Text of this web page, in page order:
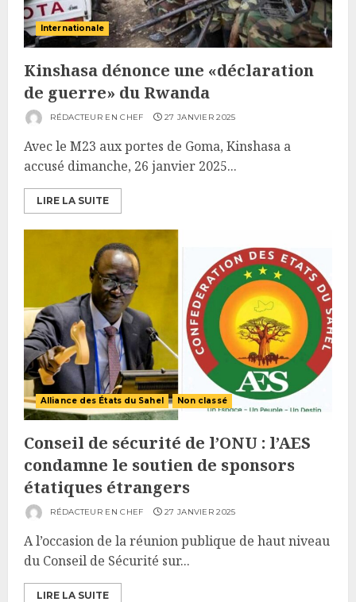
Internationale
Kinshasa dénonce une «déclaration
de guerre» du Rwanda
RÉDACTEUR EN CHEF 27 JANVIER 2025
Avec le M23 aux portes de Goma, Kinshasa a
accusé dimanche, 26 janvier 2025...
LIRE LA SUITE
Alliance des États du Sahel Non classé
Conseil de sécurité de l’ONU : l’AES
condamne le soutien de sponsors
étatiques étrangers
RÉDACTEUR EN CHEF 27 JANVIER 2025
A l’occasion de la réunion publique de haut niveau
du Conseil de Sécurité sur...
LIRE LA SUITE